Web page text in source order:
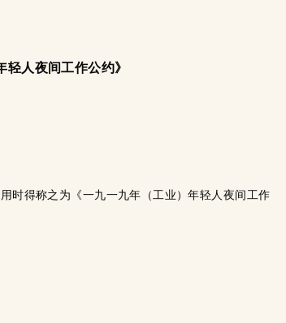
人夜间工作公约》
时得称之为《一九一九年（工业）年轻人夜间工作